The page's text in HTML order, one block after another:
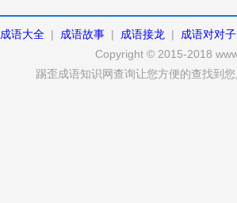
成语大全 | 成语故事 | 成语接龙 |
成语对对子
Copyright © 2015-2018
踢歪成语知识网查询让您方便的查找到